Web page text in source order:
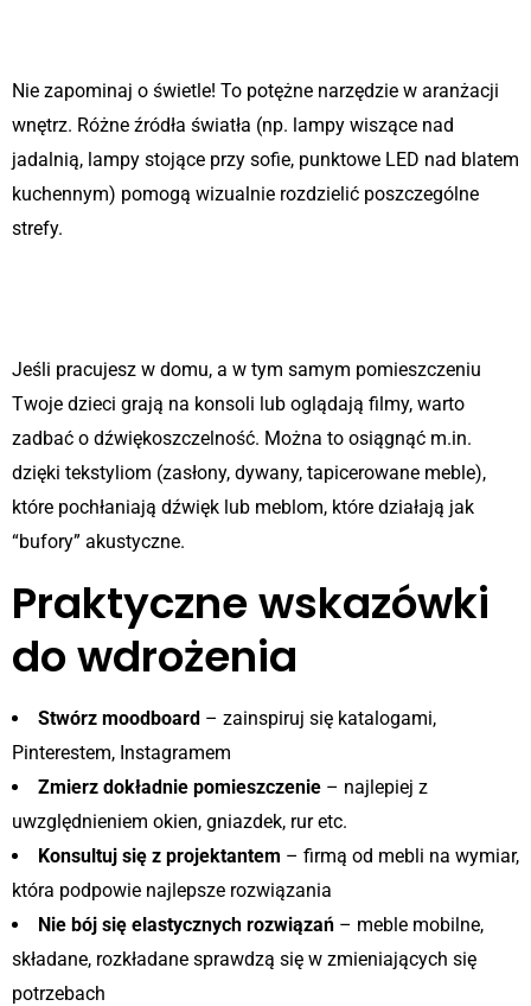
Nie zapominaj o świetle! To potężne narzędzie w aranżacji
wnętrz. Różne źródła światła (np. lampy wiszące nad
jadalnią, lampy stojące przy sofie, punktowe LED nad blatem
kuchennym) pomogą wizualnie rozdzielić poszczególne
strefy.
Jeśli pracujesz w domu, a w tym samym pomieszczeniu
Twoje dzieci grają na konsoli lub oglądają filmy, warto
zadbać o dźwiękoszczelność. Można to osiągnąć m.in.
dzięki tekstyliom (zasłony, dywany, tapicerowane meble),
które pochłaniają dźwięk lub meblom, które działają jak
“bufory” akustyczne.
Praktyczne wskazówki
do wdrożenia
Stwórz moodboard – zainspiruj się katalogami,
Pinterestem, Instagramem
Zmierz dokładnie pomieszczenie – najlepiej z
uwzględnieniem okien, gniazdek, rur etc.
Konsultuj się z projektantem – firmą od mebli na wymiar,
która podpowie najlepsze rozwiązania
Nie bój się elastycznych rozwiązań – meble mobilne,
składane, rozkładane sprawdzą się w zmieniających się
potrzebach